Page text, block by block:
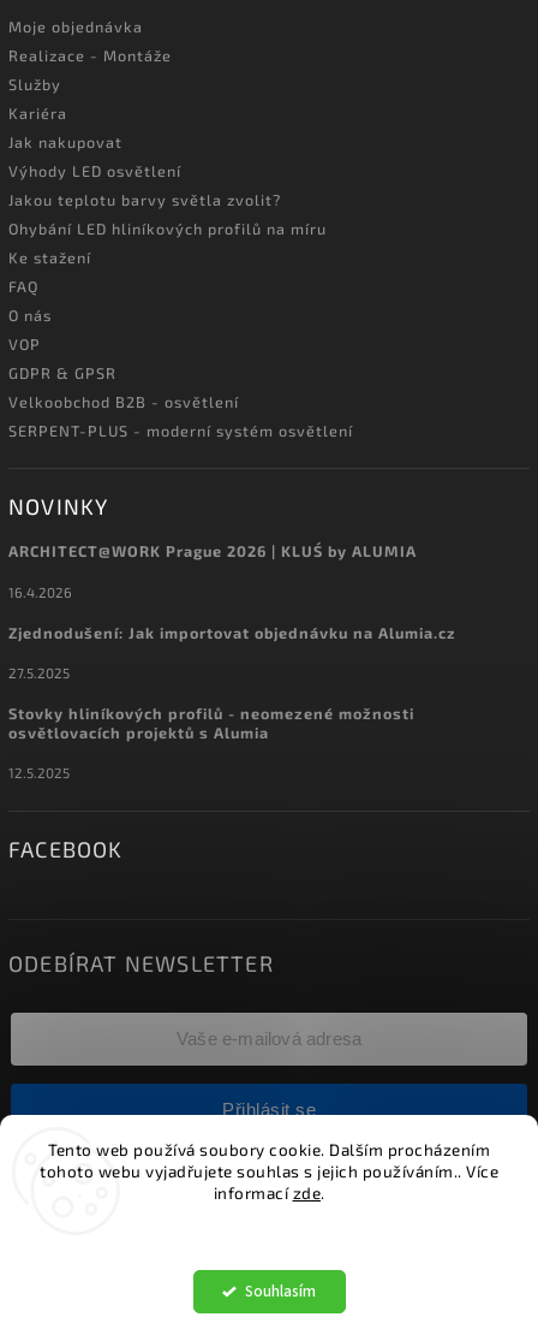
Tento web používá soubory cookie. Dalším procházením
tohoto webu vyjadřujete souhlas s jejich používáním.. Více
informacízde.
Souhlasím
Alumia.cz | Systémy LED osvětlení
Moje objednávka
Realizace - Montáže
Služby
Kariéra
Jak nakupovat
Výhody LED osvětlení
Jakou teplotu barvy světla zvolit?
Ohybání LED hliníkových profilů na míru
Ke stažení
FAQ
O nás
VOP
GDPR & GPSR
Velkoobchod B2B - osvětlení
SERPENT-PLUS - moderní systém osvětlení
NOVINKY
ARCHITECT@WORK Prague 2026 | KLUŚ by ALUMIA
16.4.2026
Zjednodušení: Jak importovat objednávku na Alumia.cz
27.5.2025
Stovky hliníkových profilů - neomezené možnosti
osvětlovacích projektů s Alumia
12.5.2025
FACEBOOK
ODEBÍRAT NEWSLETTER
Přihlásit se
Alumia.cz - systémy LED osvětlení